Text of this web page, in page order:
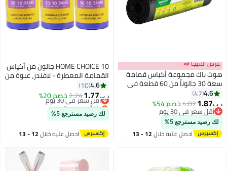
عرض الميجا 📣
هوت باك مجموعة أكياس قمامة
سعة 30 جالوناً من 60 قطعة في
عبوة مزدوجة أسود 65x95سم
4.6
47
د.ب‏1.87
4.07خصم 54%
أقل سعر في 30 يوم
أقل سعر في 30 يوم
لك رصيد مسترجع 5%
احصل عليه خلال 12 - 13
HOME CHOICE 10 جالون من أكياس
القمامة المعطرة - لافندر، عبوة من
90 قطعة، الحجم 54*60 سم، (عبوة
من 30 كيس قمامة × 3 لفات
معطرة)، أكياس قمامة قابلة للتحلل
الحيوي، بطانات سلة المهملات
4.6
10
د.ب‏1.77
2.24خصم 20%أقل سعر في 30 يوم
بتخلّص بسرعة
أقل سعر في 30 يوم
لك رصيد مسترجع 5%
احصل عليه خلال 12 - 13